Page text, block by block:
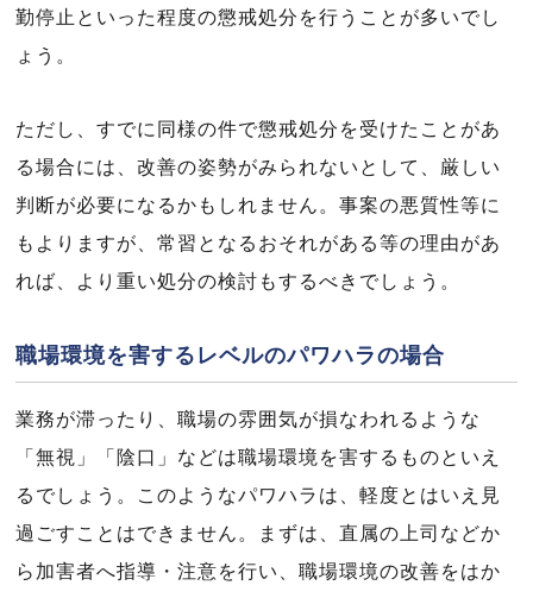
勤停止といった程度の懲戒処分を行うことが多いでし
ょう。
ただし、すでに同様の件で懲戒処分を受けたことがあ
る場合には、改善の姿勢がみられないとして、厳しい
判断が必要になるかもしれません。事案の悪質性等に
もよりますが、常習となるおそれがある等の理由があ
れば、より重い処分の検討もするべきでしょう。
職場環境を害するレベルのパワハラの場合
業務が滞ったり、職場の雰囲気が損なわれるような
「無視」「陰口」などは職場環境を害するものといえ
るでしょう。このようなパワハラは、軽度とはいえ見
過ごすことはできません。まずは、直属の上司などか
ら加害者へ指導・注意を行い、職場環境の改善をはか